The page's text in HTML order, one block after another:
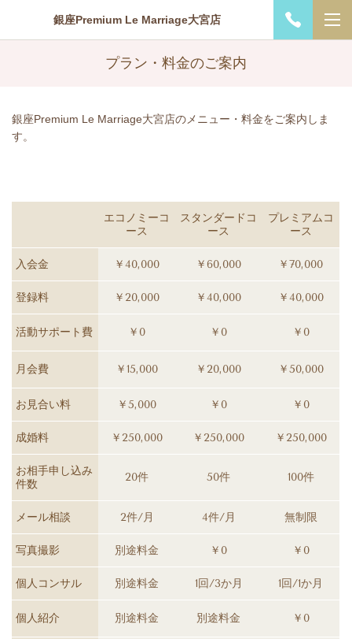
銀座Premium Le Marriage大宮店
プラン・料金のご案内
銀座Premium Le Marriage大宮店のメニュー・料金をご案内しま
す。
エコノミーコ
ース
スタンダードコ
ース
プレミアムコ
ース
入会金 ￥40,000 ￥60,000 ￥70,000
登録料 ￥20,000 ￥40,000 ￥40,000
活動サポート費 ￥0 ￥0 ￥0
月会費 ￥15,000 ￥20,000 ￥50,000
お見合い料 ￥5,000 ￥0 ￥0
成婚料 ￥250,000 ￥250,000 ￥250,000
お相手申し込み
件数
20件 50件 100件
メール相談 2件/月 4件/月 無制限
写真撮影 別途料金 ￥0 ￥0
個人コンサル 別途料金 1回/3か月 1回/1か月
個人紹介 別途料金 別途料金 ￥0